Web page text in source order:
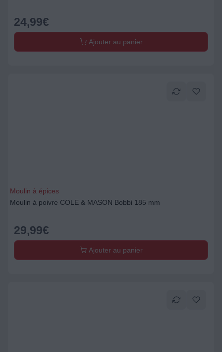
24,99€
Ajouter au panier
Moulin à épices
Moulin à poivre COLE & MASON Bobbi 185 mm
29,99€
Ajouter au panier